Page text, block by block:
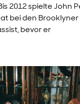
2012 spielte John
bei den
bevor er